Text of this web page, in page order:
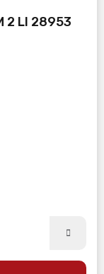
2 LI 28953